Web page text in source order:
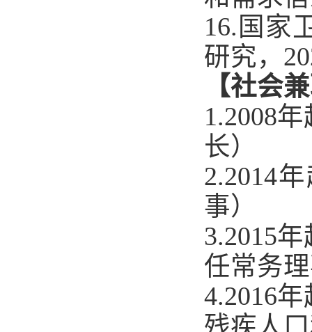
16. 国家
研究，
【社会
1.2008年
长）
2.2014
事）
3.2015年
任常务
4.2016年
残疾人